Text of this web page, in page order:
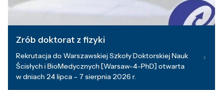
Zrób doktorat z fizyki
Rekrutacja do Warszawskiej Szkoły Doktorskiej Nauk
Ścisłych i BioMedycznych [Warsaw-4-PhD] otwarta
w dniach 24 lipca – 7 sierpnia 2026 r.